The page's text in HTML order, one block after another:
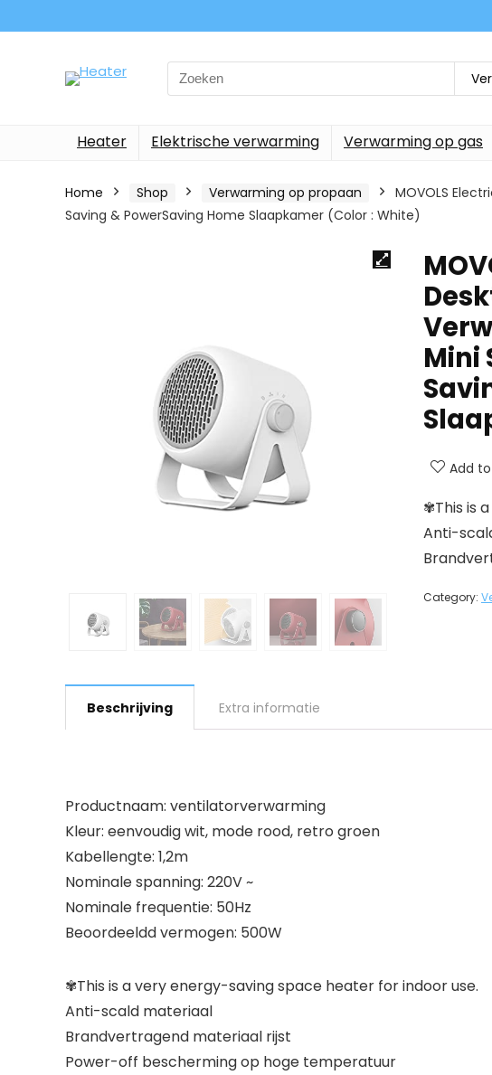
Search
for:
Heater Elektrische verwarming Verwarming op gas
Home Shop Verwarming op propaan
MOVOLS
Saving & PowerSaving Home Slaapkamer (Color : White)
Mini
Add
✾This is
Anti-
Category:
Beschrijving Extra informatie
Productnaam: ventilatorverwarming
Kleur: eenvoudig wit, mode rood, retro groen
Kabellengte: 1,2m
Nominale spanning: 220V ~
Nominale frequentie: 50Hz
Beoordeeldd vermogen: 500W
✾This is a very energy-saving space heater for indoor use.
Anti-scald materiaal
Brandvertragend materiaal rijst
Power-off bescherming op hoge temperatuur